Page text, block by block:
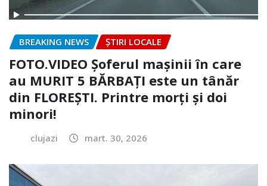
BREAKING NEWS ȘTIRI LOCALE
FOTO.VIDEO Șoferul mașinii în care
au MURIT 5 BĂRBAȚI este un tânăr
din FLOREȘTI. Printre morți și doi
minori!
clujazi mart. 30, 2026